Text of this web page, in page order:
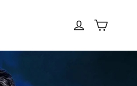
Log in